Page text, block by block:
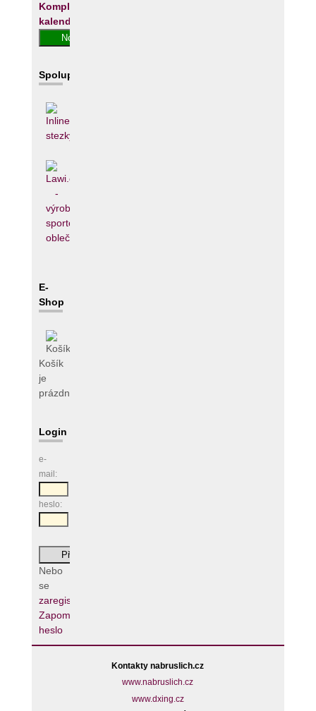
Kompletní
kalendář
Spolupracujeme
E-
Shop
Košík
je
prázdný
Login
e-
mail:
heslo:
Nebo
se
zaregistrujte
Zapomenuté
heslo
Kontakty nabruslich.cz
www.nabruslich.cz
www.dxing.cz